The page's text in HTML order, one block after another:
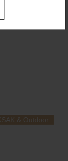
& Outdoor